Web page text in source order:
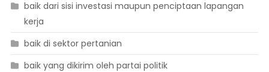
baik dari sisi investasi maupun penciptaan lapangan
kerja
baik di sektor pertanian
baik yang dikirim oleh partai politik